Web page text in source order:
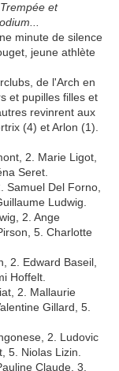
et
minute de silence
jeune athlète
de l'Arch en
et pupilles filles et
revinrent aux
(4) et Arlon (1).
2. Marie Ligot,
Seret.
Samuel Del Forno,
Ludwig.
2. Ange
5. Charlotte
2. Edward Baseil,
Hoffelt.
2. Mallaurie
Gillard, 5.
2. Ludovic
5. Niolas Lizin.
Claude, 3.